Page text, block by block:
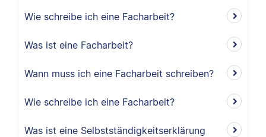
Wie schreibe ich eine Facharbeit?
Was ist eine Facharbeit?
Wann muss ich eine Facharbeit schreiben?
Wie schreibe ich eine Facharbeit?
Was ist eine Selbstständigkeitserklärung